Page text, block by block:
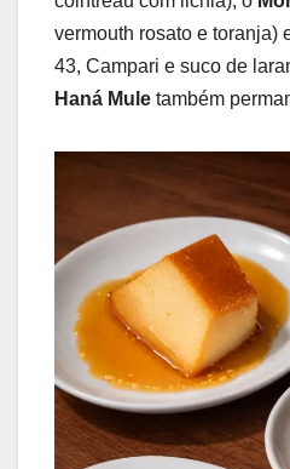
vermouth rosato e toranja)
43, Campari e suco de
Haná Mule também